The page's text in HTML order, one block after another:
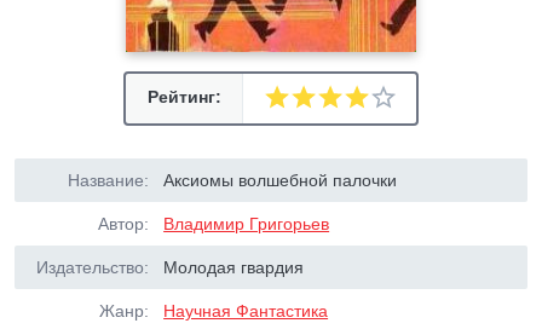
Рейтинг:
Название: Аксиомы волшебной палочки
Автор: Владимир Григорьев
Издательство: Молодая гвардия
Жанр: Научная Фантастика